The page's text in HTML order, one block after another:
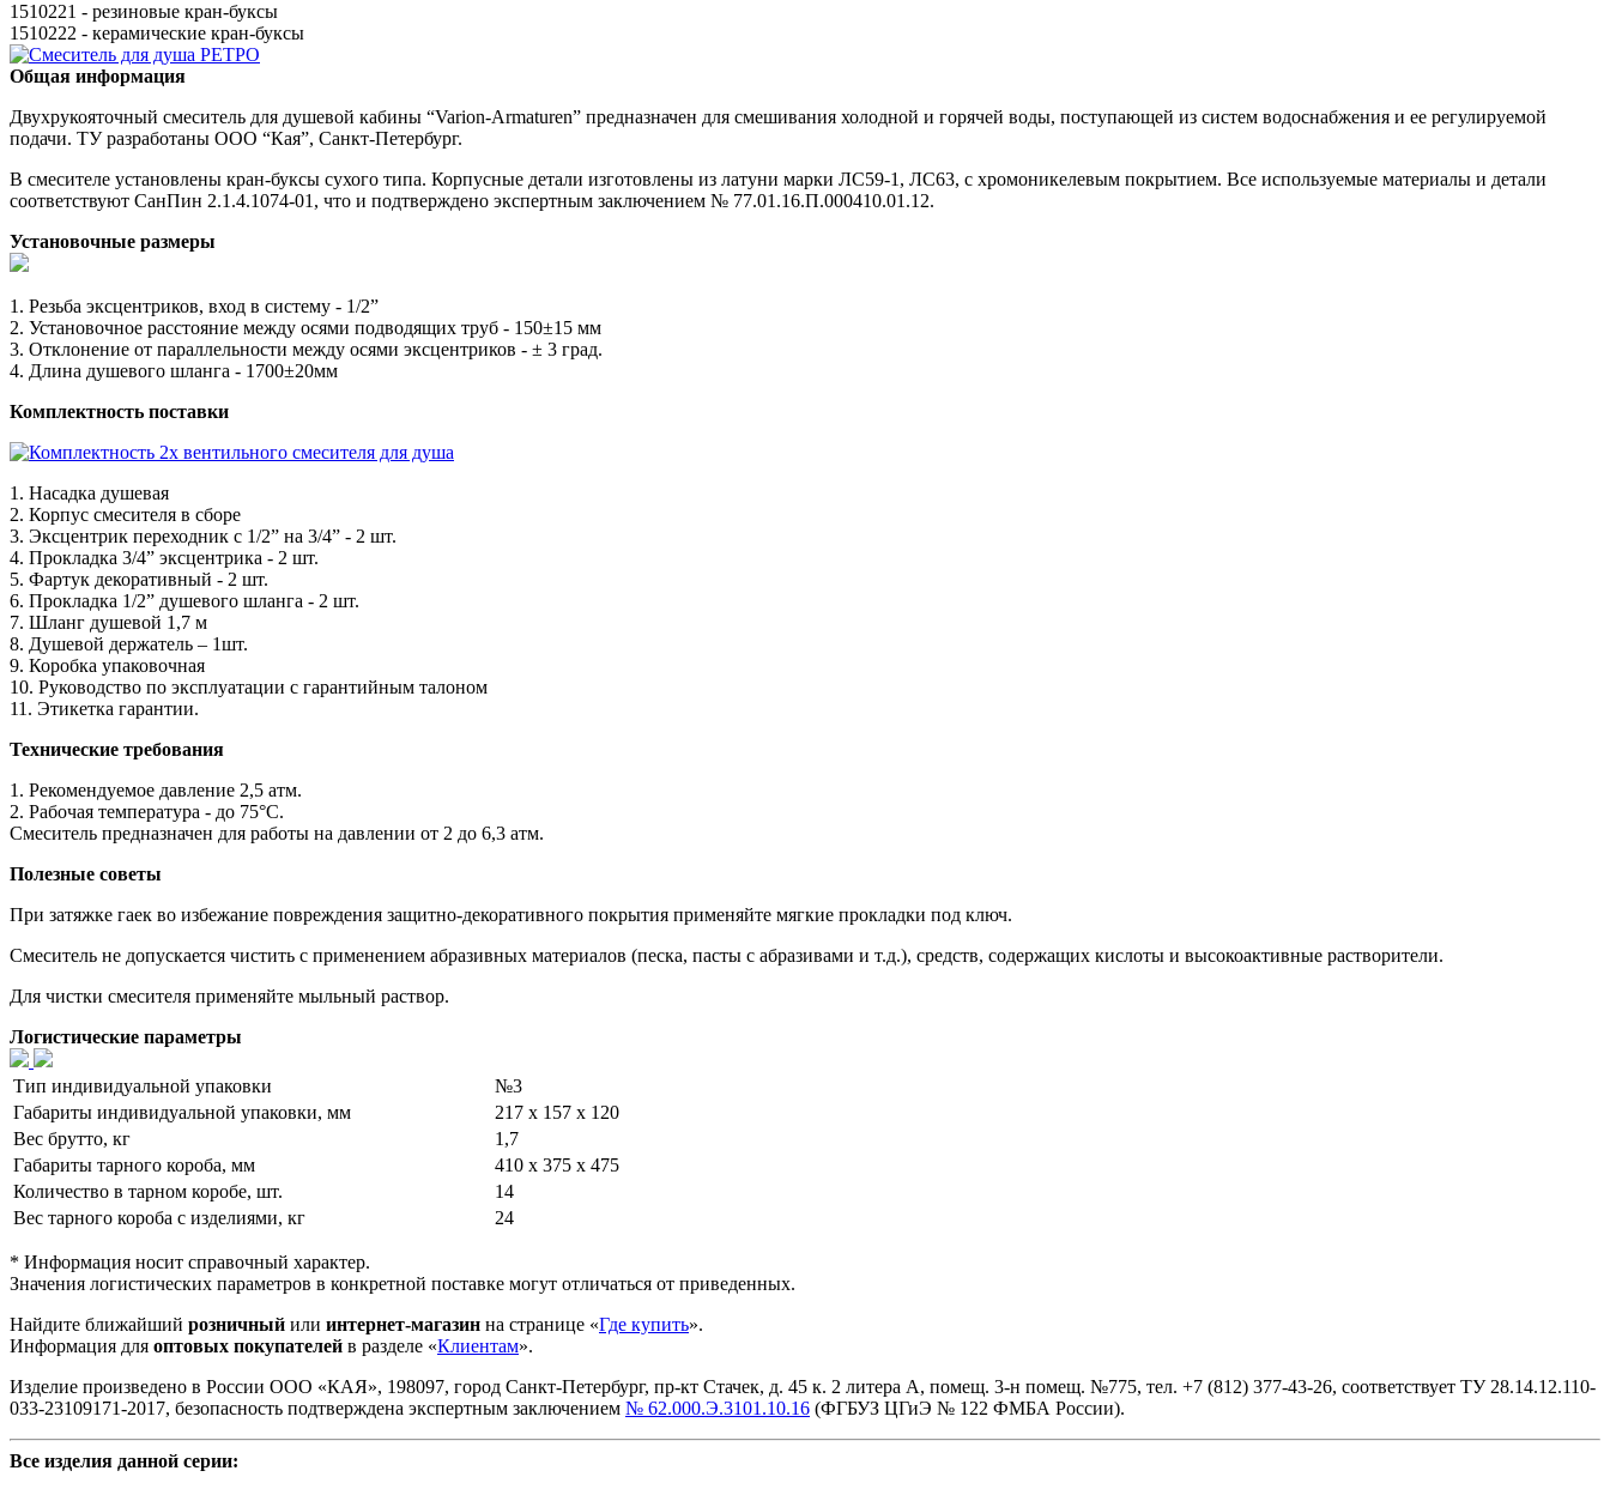
1510221 - резиновые кран-буксы
1510222 - керамические кран-буксы
Общая информация
Двухрукояточный смеситель для душевой кабины “Varion-Armaturen” предназначен для смешивания холодной и горячей воды, поступающей из систем водоснабжения и ее регулируемой
подачи. ТУ разработаны ООО “Кая”, Санкт-Петербург.
В смесителе установлены кран-буксы сухого типа. Корпусные детали изготовлены из латуни марки ЛС59-1, ЛС63, с хромоникелевым покрытием. Все используемые материалы и детали
соответствуют СанПин 2.1.4.1074-01, что и подтверждено экспертным заключением № 77.01.16.П.000410.01.12.
Установочные размеры
1. Резьба эксцентриков, вход в систему - 1/2”
2. Установочное расстояние между осями подводящих труб - 150±15 мм
3. Отклонение от параллельности между осями эксцентриков - ± 3 град.
4. Длина душевого шланга - 1700±20мм
Комплектность поставки
1. Насадка душевая
2. Корпус смесителя в сборе
3. Эксцентрик переходник с 1/2” на 3/4” - 2 шт.
4. Прокладка 3/4” эксцентрика - 2 шт.
5. Фартук декоративный - 2 шт.
6. Прокладка 1/2” душевого шланга - 2 шт.
7. Шланг душевой 1,7 м
8. Душевой держатель – 1шт.
9. Коробка упаковочная
10. Руководство по эксплуатации с гарантийным талоном
11. Этикетка гарантии.
Технические требования
1. Рекомендуемое давление 2,5 атм.
2. Рабочая температура - до 75°С.
Смеситель предназначен для работы на давлении от 2 до 6,3 атм.
Полезные советы
При затяжке гаек во избежание повреждения защитно-декоративного покрытия применяйте мягкие прокладки под ключ.
Смеситель не допускается чистить с применением абразивных материалов (песка, пасты с абразивами и т.д.), средств, содержащих кислоты и высокоактивные растворители.
Для чистки смесителя применяйте мыльный раствор.
Логистические параметры
Тип индивидуальной упаковки
№3
Габариты индивидуальной упаковки, мм
217 х 157 х 120
Вес брутто, кг
1,7
Габариты тарного короба, мм
410 х 375 х 475
Количество в тарном коробе, шт.
14
Вес тарного короба с изделиями, кг
24
* Информация носит справочный характер.
Значения логистических параметров в конкретной поставке могут отличаться от приведенных.
Найдите ближайший розничный или интернет-магазин на странице «Где купить».
Информация для оптовых покупателей в разделе «Клиентам».
Изделие произведено в России ООО «КАЯ», 198097, город Санкт-Петербург, пр-кт Стачек, д. 45 к. 2 литера А, помещ. 3-н помещ. №775, тел. +7 (812) 377-43-26, cоответствует ТУ 28.14.12.110-
033-23109171-2017, безопасность подтверждена экспертным заключением № 62.000.Э.3101.10.16 (ФГБУЗ ЦГиЭ № 122 ФМБА России).
Все изделия данной серии: